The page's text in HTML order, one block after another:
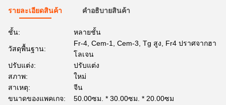
รายละเอียดสินค้า คําอธิบายสินค้า
ชั้น: หลายชั้น
วัสดุพื้นฐาน:
Fr-4, Cem-1, Cem-3, Tg สูง, Fr4 ปราศจากฮา
โลเจน
ปรับแต่ง:
ปรับแต่ง
สภาพ:
ใหม่
สาเหตุ:
จีน
ขนาดของแพคเกจ:
50.00ซม. * 30.00ซม. * 20.00ซม